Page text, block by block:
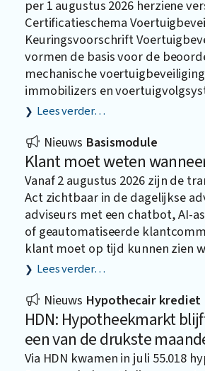
per 1 augustus 2026 herziene
Certificatieschema
Keuringsvoorschrift
vormen de basis voor de
mechanische
immobilizers en
Lees verder…
Nieuws Basismodule
Klant moet weten
Vanaf 2 augustus 2026 zijn de
Act zichtbaar in de dagelijkse
adviseurs met een chatbot, AI-
of geautomatiseerde
klant moet op tijd kunnen zien
Lees verder…
Nieuws Hypothecair krediet
HDN: Hypotheekmarkt
een van de drukste
Via HDN kwamen in juli 55.018